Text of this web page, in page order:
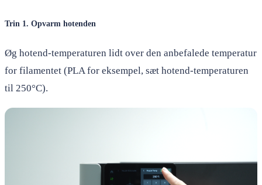
Trin 1. Opvarm hotenden
Øg hotend-temperaturen lidt over den anbefalede temperatur
for filamentet (PLA for eksempel, sæt hotend-temperaturen
til 250°C).